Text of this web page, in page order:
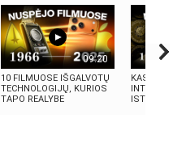
09:20
10 FILMUOSE IŠGALVOTŲ
TECHNOLOGIJŲ, KURIOS
TAPO REALYBE
KAS
ISTORIJA IR